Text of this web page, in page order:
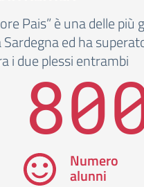
Pais” è una delle più
Sardegna ed ha
i due plessi entrambi
Numero
alunni